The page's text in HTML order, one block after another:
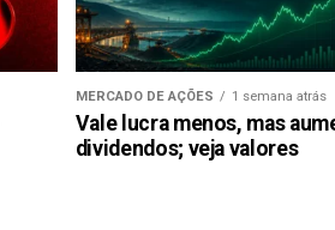
MERCADO DE AÇÕES 1 semana atrás
Vale lucra menos, mas
dividendos; veja valores